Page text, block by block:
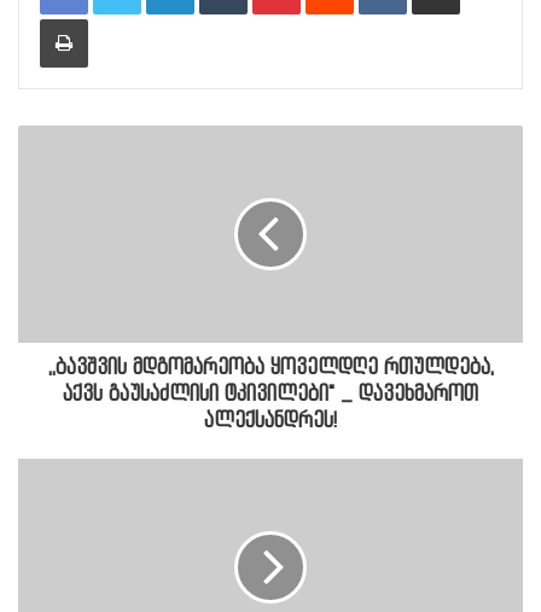
Print
,,ბავშვის მდგომარეობა ყოველდღე რთულდება,
აქვს გაუსაძლისი ტკივილები" _ დავეხმაროთ
ალექსანდრეს!